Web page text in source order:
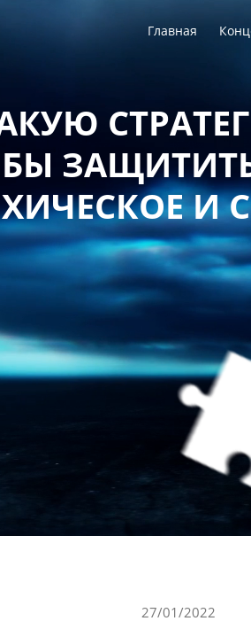
Главная
И
27/01/2022